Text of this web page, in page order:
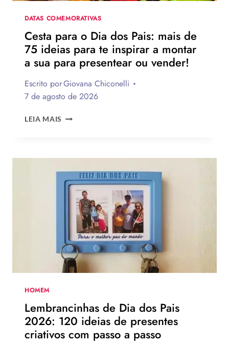
DATA
DATAS COMEMORATIVAS
Cesta para o Dia dos Pais: mais de
75 ideias para te inspirar a montar
a sua para presentear ou vender!
Escrito porGiovana Chiconelli
7 de agosto de 2026
LEIA MAIS CESTA
DOS
PAIS:
MAIS
IDEIAS
INSPIRAR
A
MONTAR
PRESENTEAR
OU
HOMEM
Lembrancinhas de Dia dos Pais
2026: 120 ideias de presentes
criativos com passo a passo